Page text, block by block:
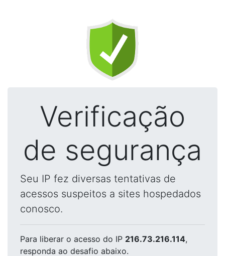
Verificação
de segurança
Seu IP fez diversas tentativas de
acessos suspeitos a sites hospedados
conosco.
Para liberar o acesso do IP 216.73.216.114,
responda ao desafio abaixo.